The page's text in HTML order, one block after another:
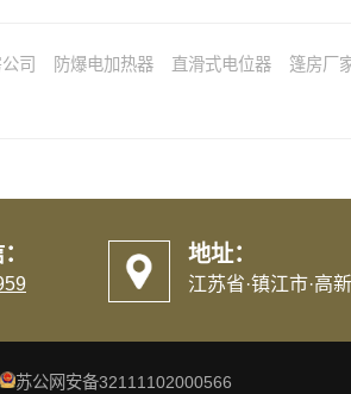
司 防爆电加热器 直滑式电位器 篷房厂
地址：
江苏省·镇江市·高
苏公网安备32111102000566